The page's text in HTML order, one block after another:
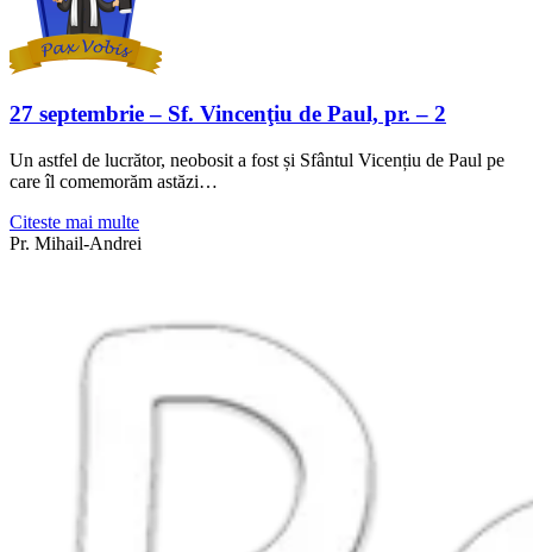
27 septembrie – Sf. Vincenţiu de Paul, pr. – 2
Un astfel de lucrător, neobosit a fost și Sfântul Vicențiu de Paul pe
care îl comemorăm astăzi…
Citeste mai multe
Pr. Mihail-Andrei